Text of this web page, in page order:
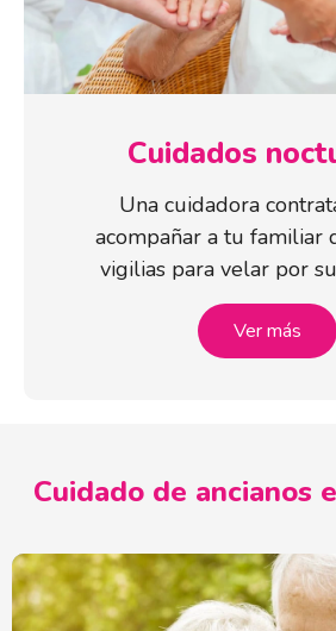
Cuidados
Una cuidadora
acompañar a tu familiar
vigilias para velar por
Ver más
Cuidado de ancianos